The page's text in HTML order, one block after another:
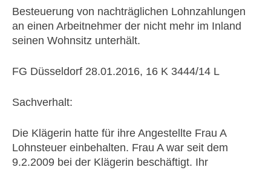
Besteuerung von nachträglichen Lohnzahlungen
an einen Arbeitnehmer der nicht mehr im Inland
seinen Wohnsitz unterhält.
FG Düsseldorf 28.01.2016, 16 K 3444/14 L
Sachverhalt:
Die Klägerin hatte für ihre Angestellte Frau A
Lohnsteuer einbehalten. Frau A war seit dem
9.2.2009 bei der Klägerin beschäftigt. Ihr